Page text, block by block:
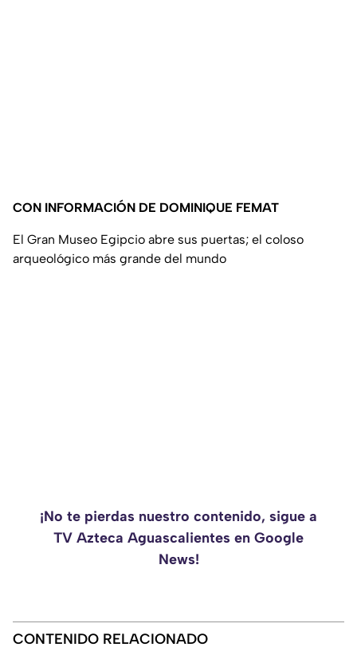
CON INFORMACIÓN DE DOMINIQUE FEMAT
El Gran Museo Egipcio abre sus puertas; el coloso
arqueológico más grande del mundo
¡No te pierdas nuestro contenido, sigue a
TV Azteca Aguascalientes en Google
News!
CONTENIDO RELACIONADO